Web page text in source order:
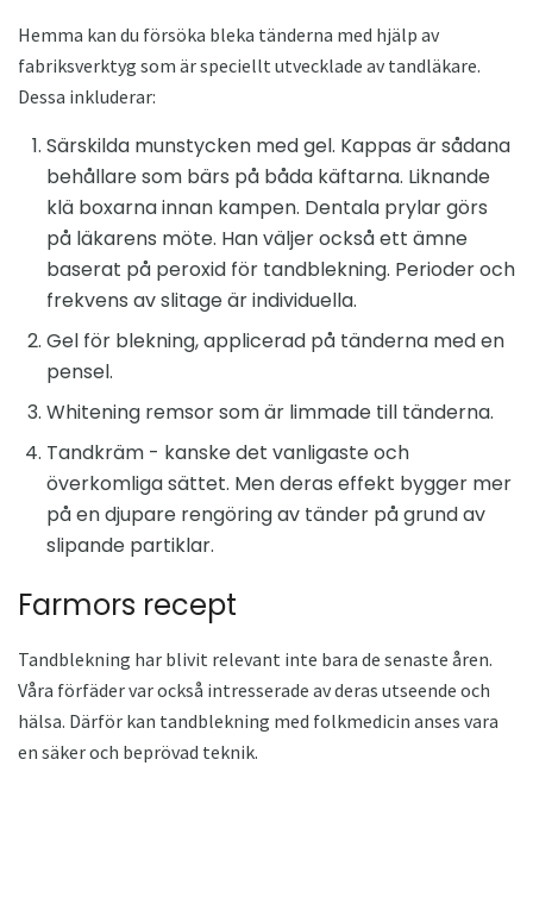
Hemma kan du försöka bleka tänderna med hjälp av
fabriksverktyg som är speciellt utvecklade av tandläkare.
Dessa inkluderar:
Särskilda munstycken med gel. Kappas är sådana
behållare som bärs på båda käftarna. Liknande
klä boxarna innan kampen. Dentala prylar görs
på läkarens möte. Han väljer också ett ämne
baserat på peroxid för tandblekning. Perioder och
frekvens av slitage är individuella.
Gel för blekning, applicerad på tänderna med en
pensel.
Whitening remsor som är limmade till tänderna.
Tandkräm - kanske det vanligaste och
överkomliga sättet. Men deras effekt bygger mer
på en djupare rengöring av tänder på grund av
slipande partiklar.
Farmors recept
Tandblekning har blivit relevant inte bara de senaste åren.
Våra förfäder var också intresserade av deras utseende och
hälsa. Därför kan tandblekning med folkmedicin anses vara
en säker och beprövad teknik.